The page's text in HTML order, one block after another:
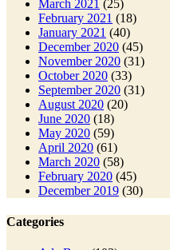
March 2021 (25)
February 2021 (18)
January 2021 (40)
December 2020 (45)
November 2020 (31)
October 2020 (33)
September 2020 (31)
August 2020 (20)
June 2020 (18)
May 2020 (59)
April 2020 (61)
March 2020 (58)
February 2020 (45)
December 2019 (30)
Categories